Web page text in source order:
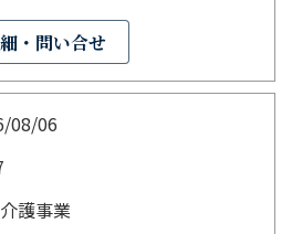
・問い合せ
08/06
護事業